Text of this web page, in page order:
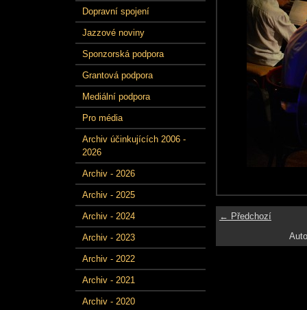
Dopravní spojení
Jazzové noviny
Sponzorská podpora
Grantová podpora
Mediální podpora
Pro média
Archiv účinkujících 2006 -
2026
Archiv - 2026
Archiv - 2025
Archiv - 2024
Archiv - 2023
Archiv - 2022
Archiv - 2021
Archiv - 2020
← Předchozí